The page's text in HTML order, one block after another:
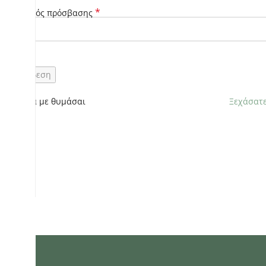
Κωδικός πρόσβασης *
Σύνδεση
Να με θυμάσαι